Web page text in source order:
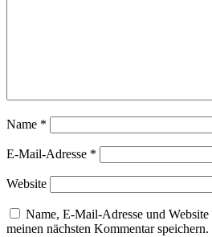
Name *
E-Mail-Adresse *
Website
Name, E-Mail-Adresse und
meinen nächsten Kommentar speichern.